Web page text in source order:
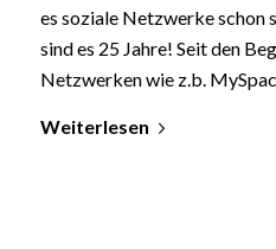
es soziale Netzwerke schon
sind es 25 Jahre! Seit den
Netzwerken wie z.b.
Weiterlesen